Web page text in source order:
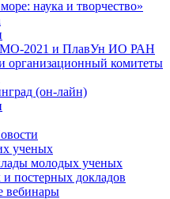
наука и творчество»
2021 и ПлавУн ИО РАН
организационный комитеты
(он-лайн)
ученых
молодых ученых
постерных докладов
вебинары